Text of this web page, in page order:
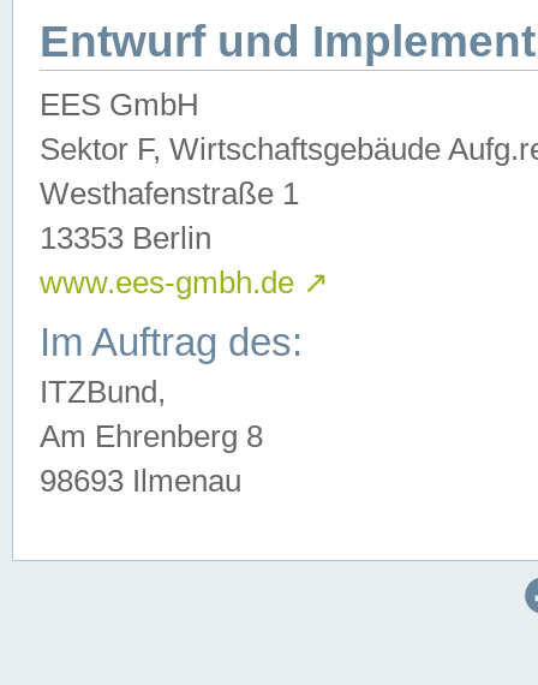
Entwurf und
EES GmbH
Sektor F, Wirtschaftsgebäude
Westhafenstraße 1
13353 Berlin
www.ees-gmbh.de ↗
Im Auftrag des:
ITZBund,
Am Ehrenberg 8
98693 Ilmenau